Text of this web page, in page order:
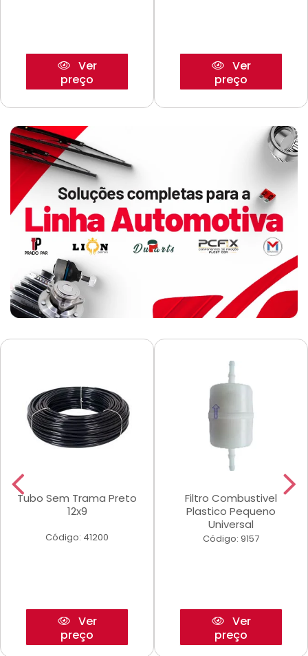
Ver
preço
Ver
preço
Tubo Sem Trama Preto
12x9
Código: 41200
Ver
preço
Filtro Combustivel
Plastico Pequeno
Universal
Código: 9157
Ver
preço